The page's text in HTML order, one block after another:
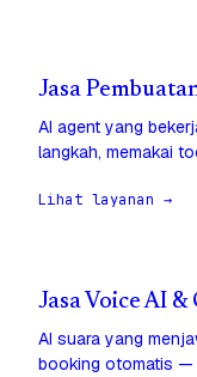
Jasa
AI agent yang
langkah, memakai
Lihat layanan →
Jasa Voice AI
AI suara yang
booking otomatis —